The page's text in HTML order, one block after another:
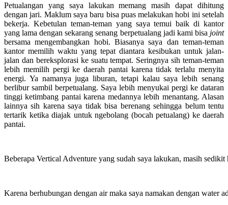
Petualangan yang saya lakukan memang masih dapat dihitung
dengan jari. Maklum saya baru bisa puas melakukan hobi ini setelah
bekerja. Kebetulan teman-teman yang saya temui baik di kantor
yang lama dengan sekarang senang berpetualang jadi kami bisa joint
bersama mengembangkan hobi. Biasanya saya dan teman-teman
kantor memilih waktu yang tepat diantara kesibukan untuk jalan-
jalan dan bereksplorasi ke suatu tempat. Seringnya sih teman-teman
lebih memilih pergi ke daerah pantai karena tidak terlalu menyita
energi. Ya namanya juga liburan, tetapi kalau saya lebih senang
berlibur sambil berpetualang. Saya lebih menyukai pergi ke dataran
tinggi ketimbang pantai karena medannya lebih menantang. Alasan
lainnya sih karena saya tidak bisa berenang sehingga belum tentu
tertarik ketika diajak untuk ngebolang (bocah petualang) ke daerah
pantai.
Beberapa Vertical Adventure yang sudah saya lakukan, masih sedikit
Karena berhubungan dengan air maka saya namakan dengan water